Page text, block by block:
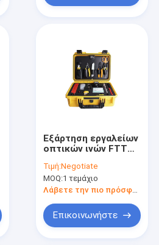
Εξάρτηση εργαλείων
οπτικών ινών FTTH
Τιμή:Negotiate
MOQ:1 τεμάχιο
Επικοινωνήστε